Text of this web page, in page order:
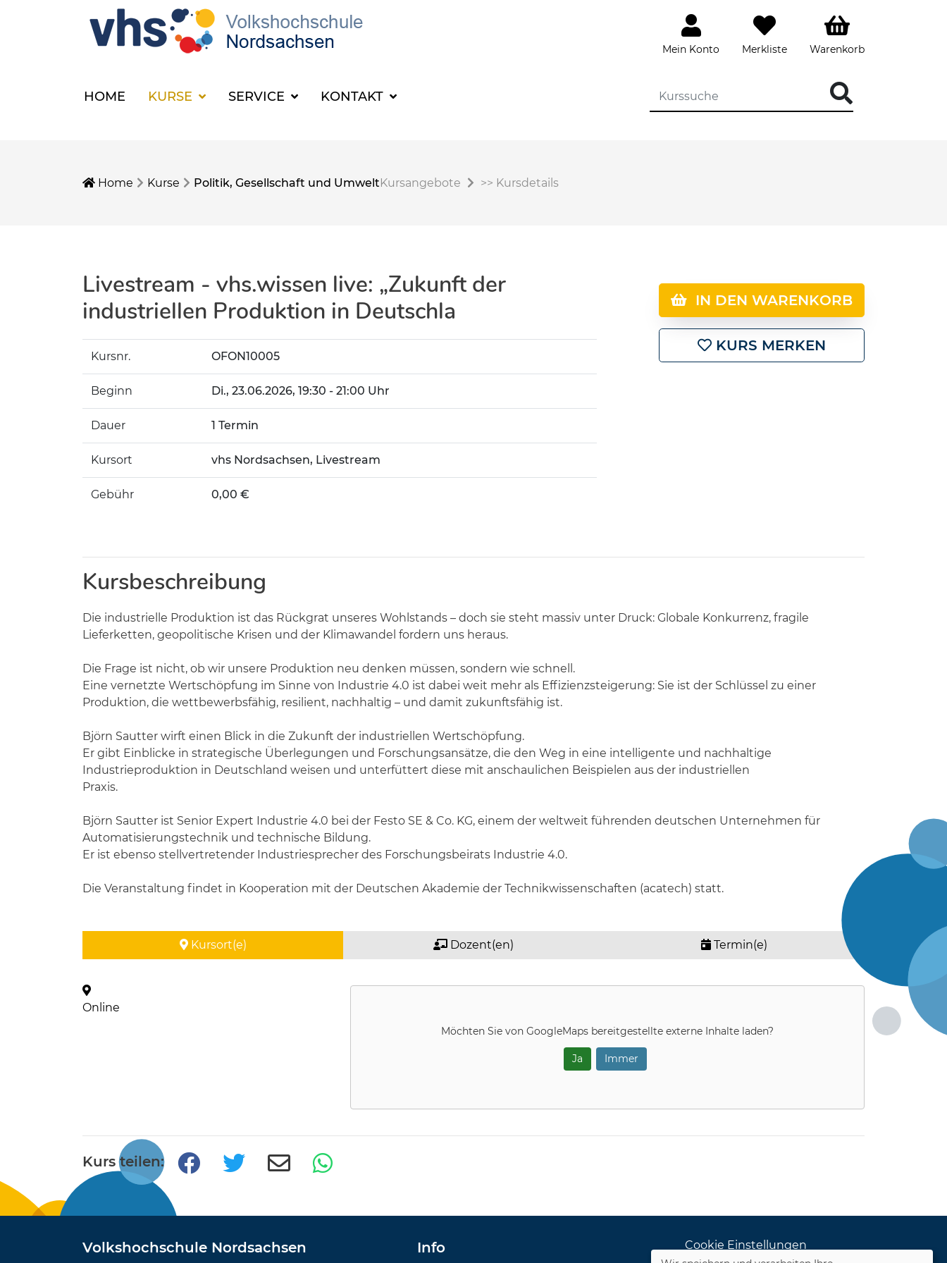
Mein Konto Merkliste Warenkorb
HOME KURSE SERVICE KONTAKT
Home Kurse Politik, Gesellschaft und UmweltKursangebote >> Kursdetails
Livestream - vhs.wissen live: „Zukunft der
industriellen Produktion in Deutschla
Kursnr. OFON10005
Beginn Di., 23.06.2026, 19:30 - 21:00 Uhr
Dauer 1 Termin
Kursort vhs Nordsachsen, Livestream
Gebühr 0,00 €
IN DEN WARENKORB
KURS MERKEN
Kursbeschreibung
Die industrielle Produktion ist das Rückgrat unseres Wohlstands – doch sie steht massiv unter Druck: Globale Konkurrenz, fragile
Lieferketten, geopolitische Krisen und der Klimawandel fordern uns heraus.
Die Frage ist nicht, ob wir unsere Produktion neu denken müssen, sondern wie schnell.
Eine vernetzte Wertschöpfung im Sinne von Industrie 4.0 ist dabei weit mehr als Effizienzsteigerung: Sie ist der Schlüssel zu einer
Produktion, die wettbewerbsfähig, resilient, nachhaltig – und damit zukunftsfähig ist.
Björn Sautter wirft einen Blick in die Zukunft der industriellen Wertschöpfung.
Er gibt Einblicke in strategische Überlegungen und Forschungsansätze, die den Weg in eine intelligente und nachhaltige
Industrieproduktion in Deutschland weisen und unterfüttert diese mit anschaulichen Beispielen aus der industriellen
Praxis.
Björn Sautter ist Senior Expert Industrie 4.0 bei der Festo SE & Co. KG, einem der weltweit führenden deutschen Unternehmen für
Automatisierungstechnik und technische Bildung.
Er ist ebenso stellvertretender Industriesprecher des Forschungsbeirats Industrie 4.0.
Die Veranstaltung findet in Kooperation mit der Deutschen Akademie der Technikwissenschaften (acatech) statt.
Kursort(e) Dozent(en) Termin(e)
Online
Möchten Sie von GoogleMaps bereitgestellte externe Inhalte laden?
Ja Immer
Kurs teilen:
Volkshochschule Nordsachsen Info Cookie Einstellungen